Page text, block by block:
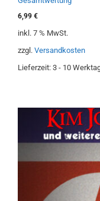
von 5
6,99 €
inkl. 7 % MwSt.
zzgl. Versandkosten
Lieferzeit: 3 - 10